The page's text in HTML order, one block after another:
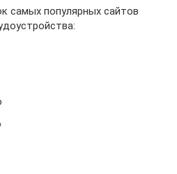
самых популярных сайтов